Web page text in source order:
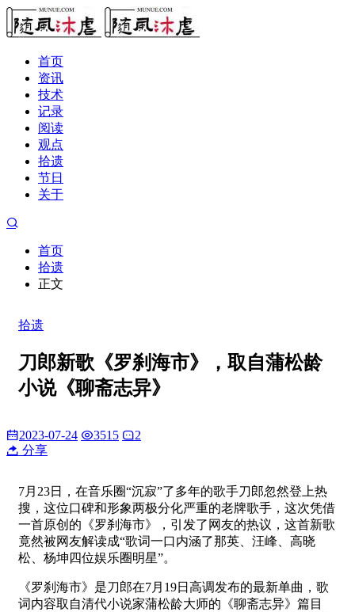
首页
资讯
技术
记录
阅读
观点
拾遗
节日
关于
首页
拾遗
正文
拾遗
刀郎新歌《罗刹海市》，取自蒲松龄
小说《聊斋志异》
2023-07-24 3515
2
分享
7月23日，在音乐圈“沉寂”了多年的歌手刀郎忽然登上热
搜，这位口碑和形象两极分化严重的老牌歌手，这次凭借
一首原创的《罗刹海市》，引发了网友的热议，这首新歌
竟然被网友解读成“歌词一口内涵了那英、汪峰、高晓
松、杨坤四位娱乐圈明星”。
《罗刹海市》是刀郎在7月19日高调发布的最新单曲，歌
词内容取自清代小说家蒲松龄大师的《聊斋志异》篇目